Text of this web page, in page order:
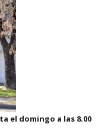
el domingo a las 8.00